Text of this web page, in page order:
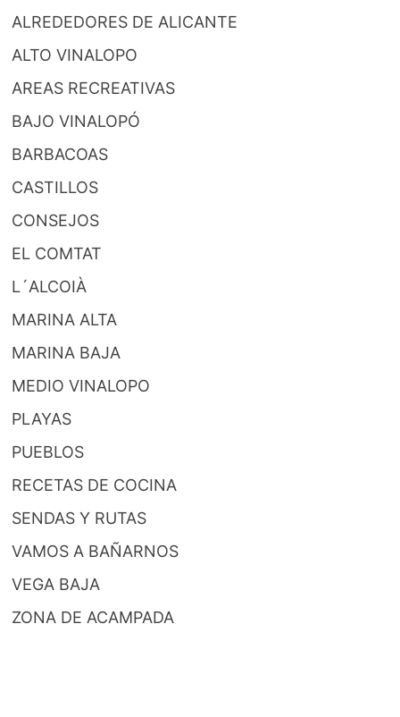
ALREDEDORES DE ALICANTE
ALTO VINALOPO
AREAS RECREATIVAS
BAJO VINALOPÓ
BARBACOAS
CASTILLOS
CONSEJOS
EL COMTAT
L´ALCOIÀ
MARINA ALTA
MARINA BAJA
MEDIO VINALOPO
PLAYAS
PUEBLOS
RECETAS DE COCINA
SENDAS Y RUTAS
VAMOS A BAÑARNOS
VEGA BAJA
ZONA DE ACAMPADA